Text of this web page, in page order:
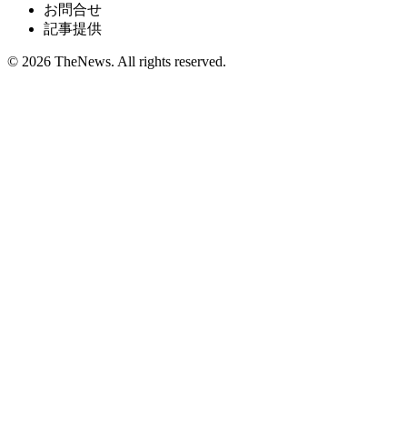
お問合せ
記事提供
© 2026 TheNews. All rights reserved.